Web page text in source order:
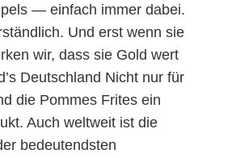
— einfach immer dabei.
Und erst wenn sie
wir, dass sie Gold wert
Deutschland Nicht nur für
die Pommes Frites ein
Auch weltweit ist die
bedeutendsten